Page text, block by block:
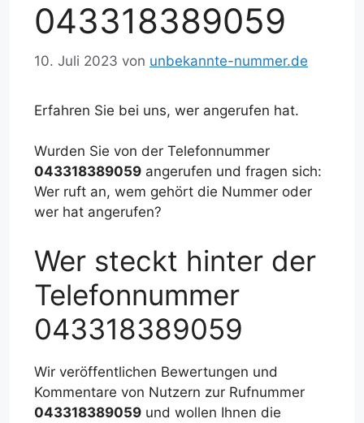
043318389059
10. Juli 2023 von unbekannte-nummer.de
Erfahren Sie bei uns, wer angerufen hat.
Wurden Sie von der Telefonnummer
043318389059 angerufen und fragen sich:
Wer ruft an, wem gehört die Nummer oder
wer hat angerufen?
Wer steckt hinter der
Telefonnummer
043318389059
Wir veröffentlichen Bewertungen und
Kommentare von Nutzern zur Rufnummer
043318389059 und wollen Ihnen die